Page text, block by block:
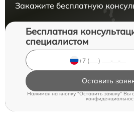
Закажите бесплатную
Бесплатная
специалистом
Оставить
Нажимая на кнопку "Оставить заявку" Вы